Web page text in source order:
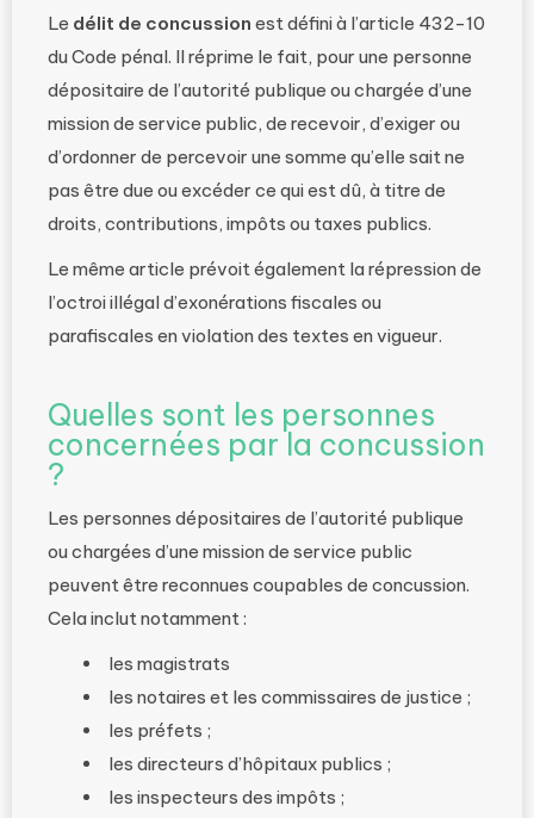
Le délit de concussion est défini à l’article 432-10
du Code pénal. Il réprime le fait, pour une personne
dépositaire de l’autorité publique ou chargée d’une
mission de service public, de recevoir, d’exiger ou
d’ordonner de percevoir une somme qu’elle sait ne
pas être due ou excéder ce qui est dû, à titre de
droits, contributions, impôts ou taxes publics.
Le même article prévoit également la répression de
l’octroi illégal d’exonérations fiscales ou
parafiscales en violation des textes en vigueur.
Quelles sont les personnes
concernées par la concussion
?
Les personnes dépositaires de l’autorité publique
ou chargées d’une mission de service public
peuvent être reconnues coupables de concussion.
Cela inclut notamment :
les magistrats
les notaires et les commissaires de justice ;
les préfets ;
les directeurs d’hôpitaux publics ;
les inspecteurs des impôts ;